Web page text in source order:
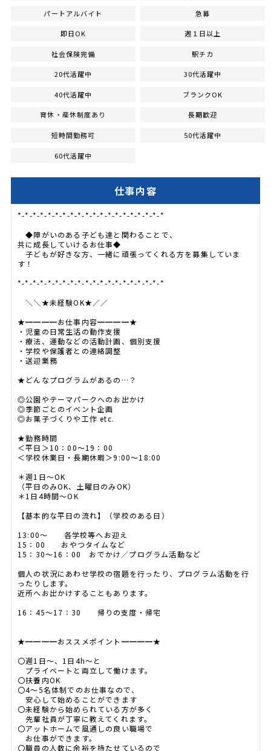
パートアルバイト 急募
即日OK 週１日以上
社会保険完備 駅チカ
20代活躍中 30代活躍中
40代活躍中 ブランクOK
育休・産休制度あり 長期歓迎
短時間勤務可 50代活躍中
60代活躍中
仕事内容
*-*-*-*-*-*-*-*-*-*-*-*-*-*-*-*-*-*-*-*
◆障がいのある子ども達と関わることで、
共に成長していけるお仕事◆
子どもが好きな方、一緒に頑張ってくれる方を募集していま
す！
*-*-*-*-*-*-*-*-*-*-*-*-*-*-*-*-*-*-*-*
＼＼★未経験OK★／／
★━━━━お仕事内容━━━━★
・児童の日常生活の動作支援
・療法、運動などの活動計画、個別支援
・学校や保護者との連絡調整
・送迎業務
★どんなプログラムがあるの…？
◎公園やテーマパークへのお出かけ
◎季節ごとのイベント企画
◎お菓子づくりや工作 etc.
★勤務時間
＜平日＞10：00～19：00
＜学校休業日・長期休暇＞9:00～18:00
＊週1日～OK
（平日のみOK、土曜日のみOK）
＊1日4時間～OK
【基本的な平日の流れ】（学校のある日）
13:00～ 各学校等へお迎え
15：00 おやつタイムなど
15：30～16：00 おでかけ／プログラム活動など
個人の状況にあわせ学校の宿題を行ったり、プログラム活動を行
ったりします。
近所へお出かけすることもあります。
16：45～17：30 帰りの支度・帰宅
★━━━━おススメポイント━━━━★
〇週1日～、1日4h～と
プライベートと両立して働けます。
〇扶養内OK
〇4～5名体制でのお仕事なので、
安心して始めることができます
〇未経験から始められている方が多く
先輩社員が丁寧に教えてくれます。
〇アットホームで風通しの良い職場で
お仕事ができます。
〇職員の人数に余裕を持たせているので